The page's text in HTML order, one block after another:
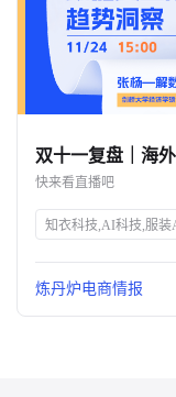
快来看直播吧
炼丹炉电商情报